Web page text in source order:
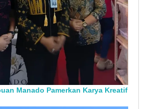
Manado Pamerkan Karya Kreatif